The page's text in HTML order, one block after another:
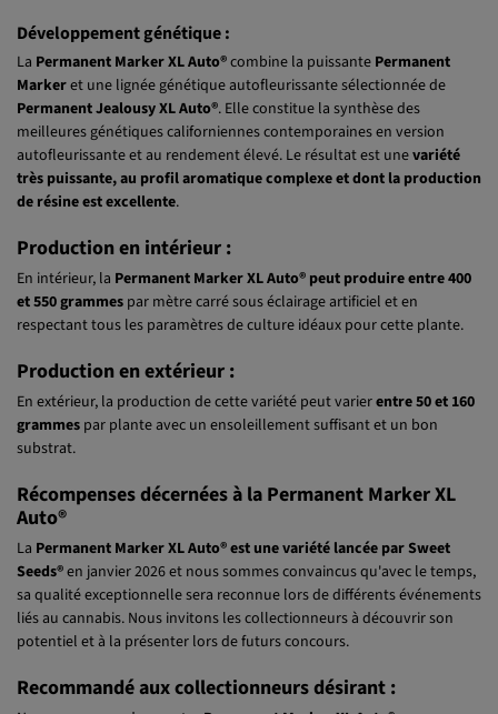
distribution uniforme de la lumière.
Développement génétique :
LaPermanent Marker XL Auto®combine la puissantePermanent
Markeret une lignée génétique autofleurissante sélectionnée de
Permanent Jealousy XL Auto®. Elle constitue la synthèse des
meilleures génétiques californiennes contemporaines en version
autofleurissante et au rendement élevé. Le résultat est une
de résine est excellente.
Production en intérieur :
En intérieur, laPermanent Marker XL Auto® peut produire entre 400
respectant tous les paramètres de culture idéaux pour cette plante.
Production en extérieur :
En extérieur, la production de cette variété peut varier
substrat.
Récompenses décernées à la Permanent Marker XL
Auto®
LaPermanent Marker XL Auto®est une variété lancée par Sweet
Seeds®en janvier 2026 et nous sommes convaincus qu'avec le temps,
sa qualité exceptionnelle sera reconnue lors de différents événements
potentiel et à la présenter lors de futurs concours.